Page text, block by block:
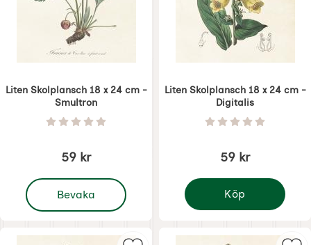
Liten Skolplansch 18 x 24 cm -
Smultron
Art. nr 8717 Betyg: 0 Stjärnor av 5
59 kr
Bevaka
, Liten Skolplansch 18 x 24 cm - Smultron
Liten Skolplansch 18 x 24 cm -
Digitalis
Art. nr 8718 Betyg: 0 Stjärnor
59 kr
Köp
Liten Skolplansch 18